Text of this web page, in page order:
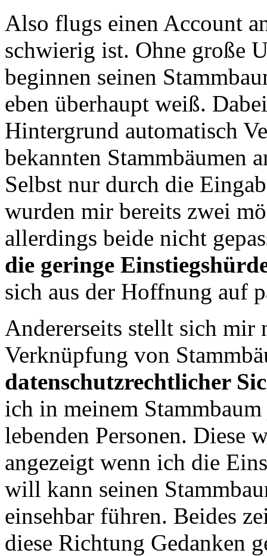
Also flugs einen Account
schwierig ist. Ohne große
beginnen seinen
eben überhaupt weiß.
Hintergrund automatisch
bekannten Stammbäumen
Selbst nur durch die
wurden mir bereits zwei
allerdings beide nicht
die geringe
sich aus der Hoffnung auf
Andererseits stellt sich
Verknüpfung von
datenschutzrechtlicher
ich in meinem
lebenden Personen. Diese
angezeigt wenn ich die
will kann seinen
einsehbar führen. Beides
diese Richtung Gedanken